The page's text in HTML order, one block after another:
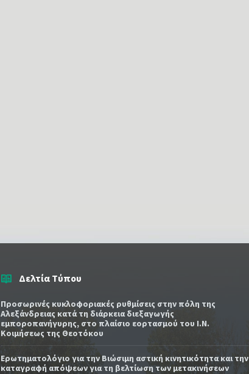
Δελτία Τύπου
Προσωρινές κυκλοφοριακές ρυθμίσεις στην πόλη της
Αλεξάνδρειας κατά τη διάρκεια διεξαγωγής
εμποροπανήγυρης, στο πλαίσιο εορτασμού του Ι.Ν.
Κοιμήσεως της Θεοτόκου
Ερωτηματολόγιο για την Βιώσιμη αστική κινητικότητα και την
καταγραφή απόψεων για τη βελτίωση των μετακινήσεων